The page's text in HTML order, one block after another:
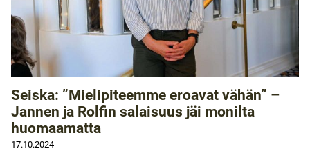
Seiska: ”Mielipiteemme eroavat vähän” –
Jannen ja Rolfin salaisuus jäi monilta
huomaamatta
17.10.2024